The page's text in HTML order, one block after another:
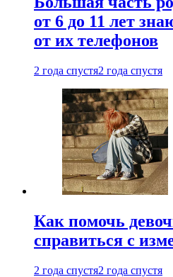
от 6 до 11 лет
от их телефонов
2 года спустя2 года спустя
Как помочь
справиться с
2 года спустя2 года спустя